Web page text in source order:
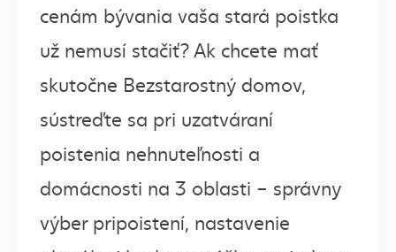
cenám bývania vaša stará poistka
už nemusí stačiť? Ak chcete mať
skutočne Bezstarostný domov,
sústreďte sa pri uzatváraní
poistenia nehnuteľnosti a
domácnosti na 3 oblasti – správny
výber pripoistení, nastavenie